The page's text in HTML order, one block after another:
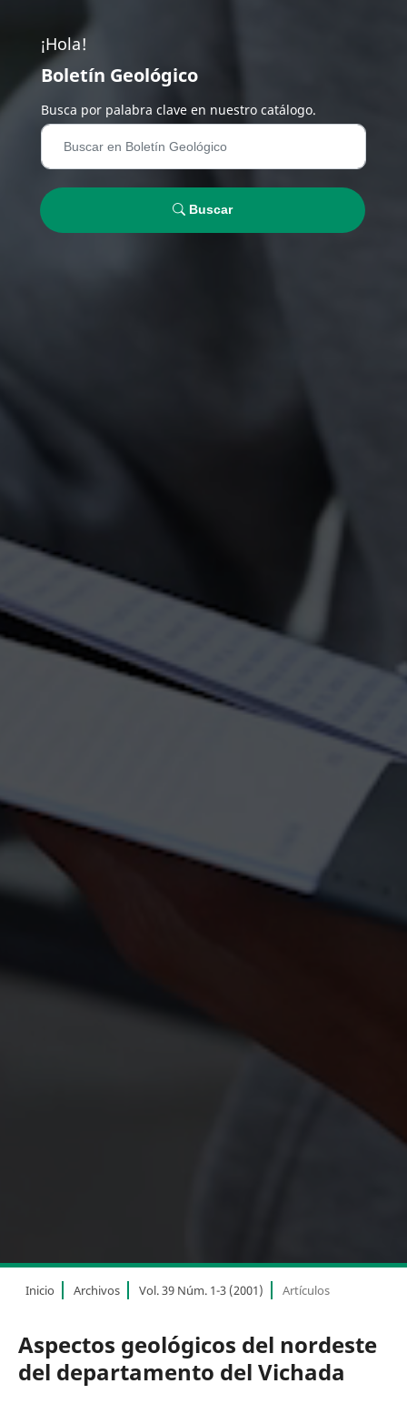
¡Hola!
Boletín Geológico
Busca por palabra clave en nuestro catálogo.
Buscar
Inicio Archivos Vol. 39 Núm. 1-3 (2001) Artículos
Aspectos geológicos del nordeste
del departamento del Vichada